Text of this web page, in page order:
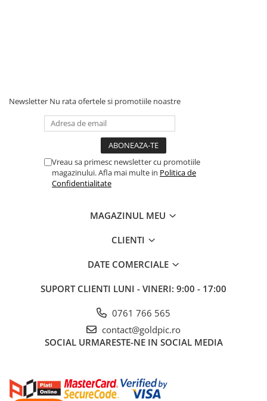
Newsletter Nu rata ofertele si promotiile noastre
Vreau sa primesc newsletter cu promotiile
magazinului. Afla mai multe in Politica de
Confidentialitate
MAGAZINUL MEU
CLIENTI
DATE COMERCIALE
SUPORT CLIENTI LUNI - VINERI: 9:00 - 17:00
0761 766 565
contact@goldpic.ro
SOCIAL URMARESTE-NE IN SOCIAL MEDIA